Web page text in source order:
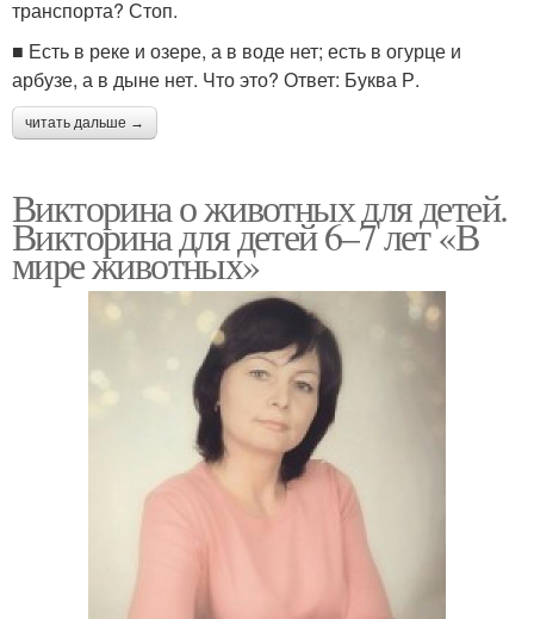
транспорта? Стоп.
■ Есть в реке и озере, а в воде нет; есть в огурце и
арбузе, а в дыне нет. Что это? Ответ: Буква Р.
читать дальше →
Викторина о животных для детей.
Викторина для детей 6–7 лет «В
мире животных»